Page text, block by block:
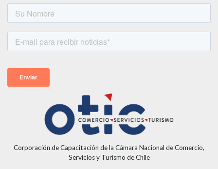
Corporación de Capacitación de la Cámara Nacional de Comercio,
Servicios y Turismo de Chile